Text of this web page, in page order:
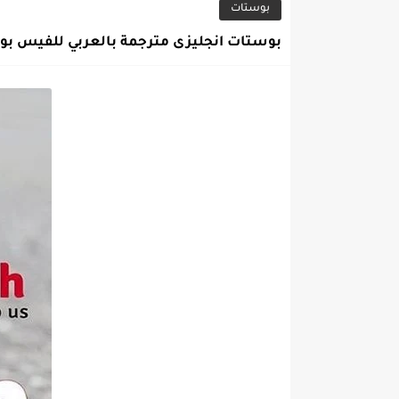
بوستات
بوستات انجليزى مترجمة بالعربي للفيس